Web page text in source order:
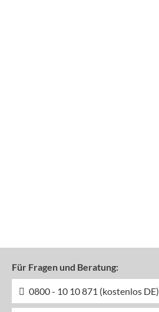
Für Fragen und Beratung:
0800 - 10 10 871 (kostenlos DE)